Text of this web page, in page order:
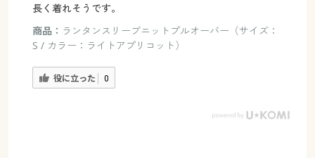
長く着れそうです。
商品： ランタンスリーブニットプルオーバー（サイズ：
S / カラー：ライトアプリコット）
役に立った 0